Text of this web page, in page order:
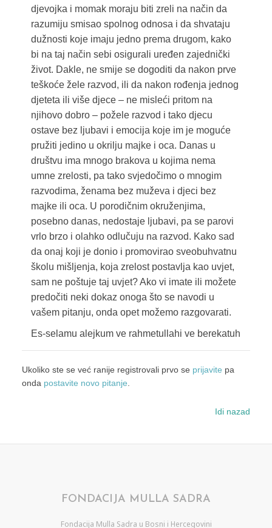
djevojka i momak moraju biti zreli na način da
razumiju smisao spolnog odnosa i da shvataju
dužnosti koje imaju jedno prema drugom, kako
bi na taj način sebi osigurali uređen zajednički
život. Dakle, ne smije se dogoditi da nakon prve
teškoće žele razvod, ili da nakon rođenja jednog
djeteta ili više djece – ne misleći pritom na
njihovo dobro – požele razvod i tako djecu
ostave bez ljubavi i emocija koje im je moguće
pružiti jedino u okrilju majke i oca. Danas u
društvu ima mnogo brakova u kojima nema
umne zrelosti, pa tako svjedočimo o mnogim
razvodima, ženama bez muževa i djeci bez
majke ili oca. U porodičnim okruženjima,
posebno danas, nedostaje ljubavi, pa se parovi
vrlo brzo i olahko odlučuju na razvod. Kako sad
da onaj koji je donio i promovirao sveobuhvatnu
školu mišljenja, koja zrelost postavlja kao uvjet,
sam ne poštuje taj uvjet? Ako vi imate ili možete
predočiti neki dokaz onoga što se navodi u
vašem pitanju, onda opet možemo razgovarati.
Es-selamu alejkum ve rahmetullahi ve berekatuh
Ukoliko ste se već ranije registrovali prvo se prijavite pa
onda postavite novo pitanje.
Idi nazad
FONDACIJA MULLA SADRA
Fondacija Mulla Sadra u Bosni i Hercegovini